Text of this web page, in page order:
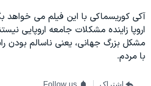
آکی کوریسماکی با این فیلم می خواهد
اروپا زاینده مشکلات جامعه اروپایی
مشکل بزرگ جهانی، یعنی ناسالم بودن
با مردم.